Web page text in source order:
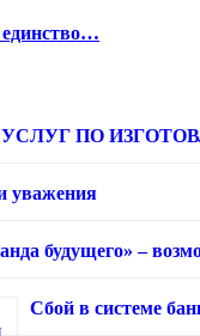
единство…
ПО
уважения
будущего» –
Сбой в системе